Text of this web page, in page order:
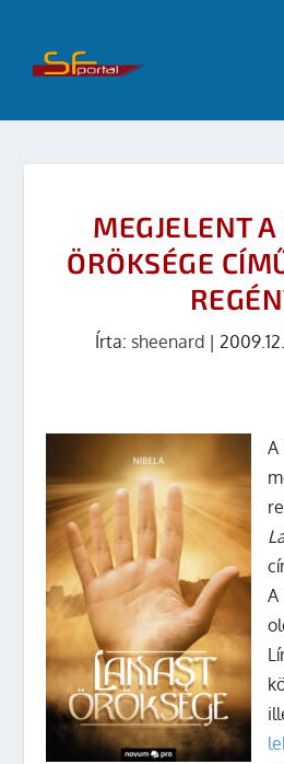
MEGJELENT
ÖRÖKSÉGE
Írta: sheenard |
A
A